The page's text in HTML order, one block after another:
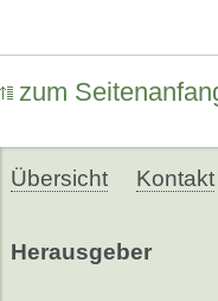
zum
Übersicht Kontakt
Herausgeber